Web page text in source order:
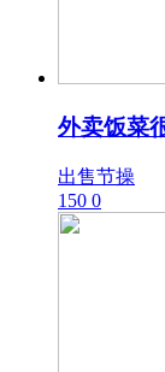
外卖饭菜
出售节操
150 0